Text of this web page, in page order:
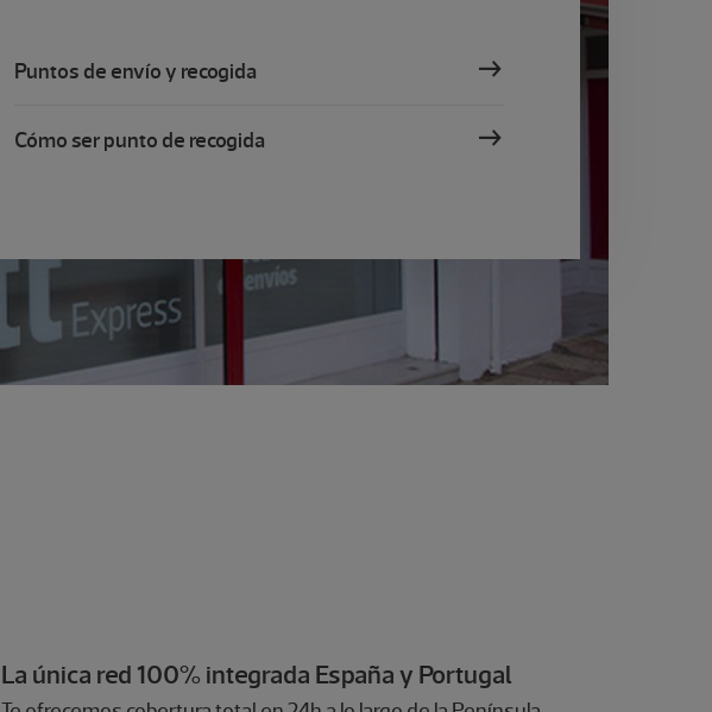
Puntos de envío y recogida
Cómo ser punto de recogida
La única red 100% integrada España y Portugal